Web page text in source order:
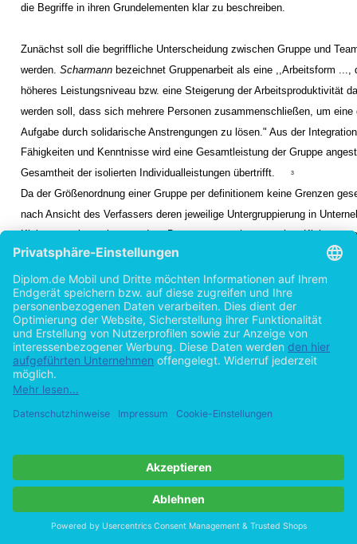
die Begriffe in ihren Grundelementen klar zu beschreiben.
Zunächst soll die begriffliche Unterscheidung zwischen Gruppe und
werden.Scharmann bezeichnet Gruppenarbeit als eine ,,Arbeitsform ...,
höheres Leistungsniveau bzw. eine Steigerung der Arbeitsproduktivität
werden soll, dass sich mehrere Personen zusammenschließen, um eine
Aufgabe durch solidarische Anstrengungen zu lösen." Aus der
Fähigkeiten und Kenntnisse wird eine Gesamtleistung der Gruppe
Gesamtheit der isolierten Individualleistungen übertrifft.
3
Da der Größenordnung einer Gruppe per definitionem keine Grenzen
nach Ansicht des Verfassers deren jeweilige Untergruppierung in
Kleingruppe betrachtet werden.Battegayversteht unter einer
soziales Gebilde mit einer kleinen Zahl wechselseitig miteinander in
Individuen.
4Als weitere Kriterien zur Beschreibung der Kleingruppe
Strukturierung, die Bildung gemeinsamer Normen sowie das jeweilige
Gruppenbewusstsein.
5.Arrow und Mc Grath differenzieren drei Formen
Kleingruppen, im Einzelnen handelt es sich um
1 Vgl. Litke, H.-D., Projektmanagement 1993, S. 17; Meier, H., Internationales
S. 195.
2 Vgl. Högl, M., Teamarbeit 1998, S. 17.
3 Vgl. Scharmann, T., Teamarbeit in der Unternehmung 1972, S. 135.